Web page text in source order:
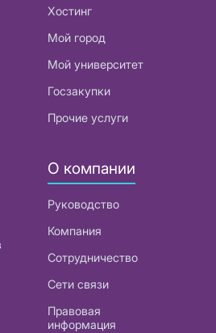
Хостинг
Мой город
Мой университет
Госзакупки
Прочие услуги
О компании
Руководство
Компания
Сотрудничество
Сети связи
Правовая
информация